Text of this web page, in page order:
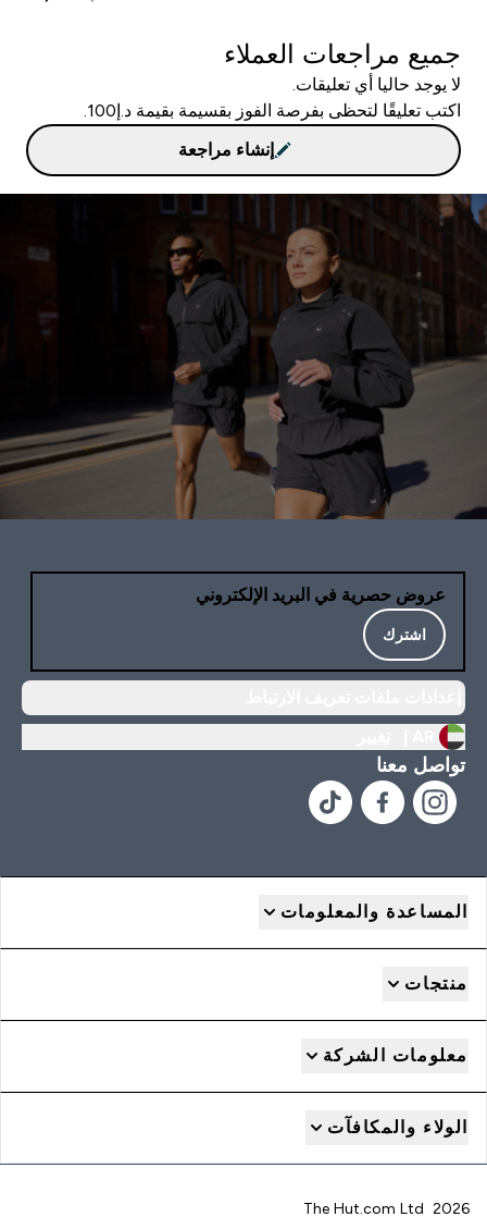
جميع مراجعات العملاء
لا يوجد حاليا أي تعليقات.
اكتب تعليقًا لتحظى بفرصة الفوز بقسيمة بقيمة د.إ100.
إنشاء مراجعة
عروض حصرية في البريد الإلكتروني
اشترك
تواصل معنا
المساعدة والمعلومات
منتجات
معلومات الشركة
الولاء والمكافآت
2026 The Hut.com Ltd